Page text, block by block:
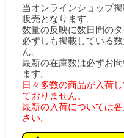
当オンラインショップ
販売となります。
数量の反映に数日間のタ
必ずしも掲載している
ん。
最新の在庫数は必ずお
ます。
日々多数の商品が入荷
ておりません。
最新の入荷については
さい。